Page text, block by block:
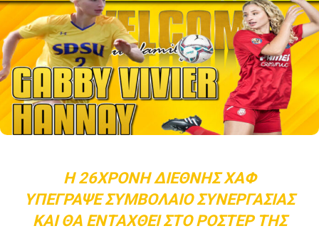
Η 26ΧΡΟΝΗ ΔΙΕΘΝΉΣ ΧΑΦ
ΥΠΈΓΡΑΨΕ ΣΥΜΒΌΛΑΙΟ ΣΥΝΕΡΓΑΣΊΑΣ
ΚΑΙ ΘΑ ΕΝΤΑΧΘΕΊ ΣΤΟ ΡΌΣΤΕΡ ΤΗΣ